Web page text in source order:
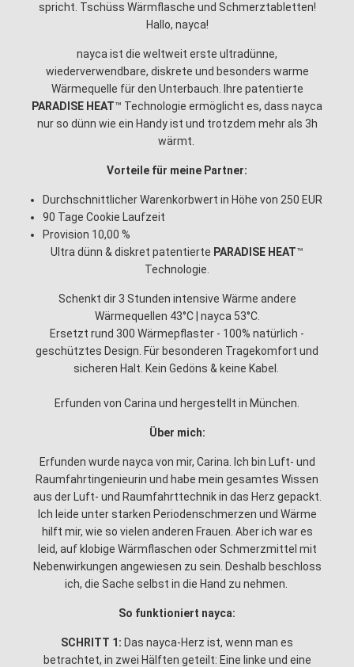
spricht. Tschüss Wärmflasche und Schmerztabletten!
Hallo, nayca!
nayca ist die weltweit erste ultradünne,
wiederverwendbare, diskrete und besonders warme
Wärmequelle für den Unterbauch. Ihre patentierte
PARADISE HEAT™️ Technologie ermöglicht es, dass nayca
nur so dünn wie ein Handy ist und trotzdem mehr als 3h
wärmt.
Vorteile für meine Partner:
Durchschnittlicher Warenkorbwert in Höhe von 250 EUR
90 Tage Cookie Laufzeit
Provision 10,00 %
Ultra dünn & diskret patentierte PARADISE HEAT™️
Technologie.
Schenkt dir 3 Stunden intensive Wärme andere
Wärmequellen 43°C | nayca 53°C.
Ersetzt rund 300 Wärmepflaster - 100% natürlich -
geschütztes Design. Für besonderen Tragekomfort und
sicheren Halt. Kein Gedöns & keine Kabel.
Erfunden von Carina und hergestellt in München.
Über mich:
Erfunden wurde nayca von mir, Carina. Ich bin Luft- und
Raumfahrtingenieurin und habe mein gesamtes Wissen
aus der Luft- und Raumfahrttechnik in das Herz gepackt.
Ich leide unter starken Periodenschmerzen und Wärme
hilft mir, wie so vielen anderen Frauen. Aber ich war es
leid, auf klobige Wärmflaschen oder Schmerzmittel mit
Nebenwirkungen angewiesen zu sein. Deshalb beschloss
ich, die Sache selbst in die Hand zu nehmen.
So funktioniert nayca:
SCHRITT 1: Das nayca-Herz ist, wenn man es
betrachtet, in zwei Hälften geteilt: Eine linke und eine